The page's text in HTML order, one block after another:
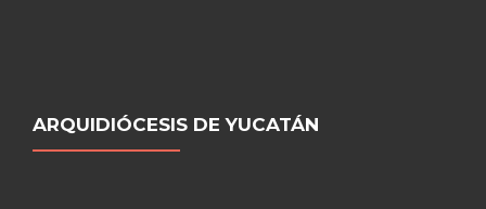
ARQUIDIÓCESIS DE YUCATÁN